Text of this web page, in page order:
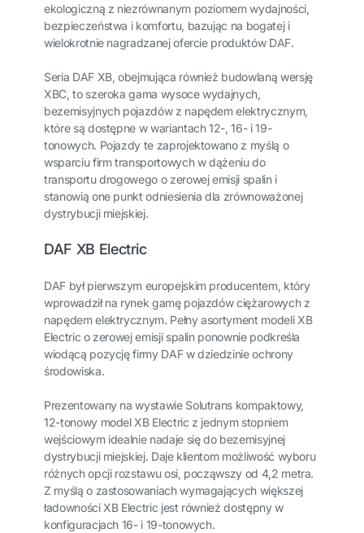
ekologiczną z niezrównanym poziomem wydajności,
bezpieczeństwa i komfortu, bazując na bogatej i
wielokrotnie nagradzanej ofercie produktów DAF.
Seria DAF XB, obejmująca również budowlaną wersję
XBC, to szeroka gama wysoce wydajnych,
bezemisyjnych pojazdów z napędem elektrycznym,
które są dostępne w wariantach 12-, 16- i 19-
tonowych. Pojazdy te zaprojektowano z myślą o
wsparciu firm transportowych w dążeniu do
transportu drogowego o zerowej emisji spalin i
stanowią one punkt odniesienia dla zrównoważonej
dystrybucji miejskiej.
DAF XB Electric
DAF był pierwszym europejskim producentem, który
wprowadził na rynek gamę pojazdów ciężarowych z
napędem elektrycznym. Pełny asortyment modeli XB
Electric o zerowej emisji spalin ponownie podkreśla
wiodącą pozycję firmy DAF w dziedzinie ochrony
środowiska.
Prezentowany na wystawie Solutrans kompaktowy,
12-tonowy model XB Electric z jednym stopniem
wejściowym idealnie nadaje się do bezemisyjnej
dystrybucji miejskiej. Daje klientom możliwość wyboru
różnych opcji rozstawu osi, począwszy od 4,2 metra.
Z myślą o zastosowaniach wymagających większej
ładowności XB Electric jest również dostępny w
konfiguracjach 16- i 19-tonowych.